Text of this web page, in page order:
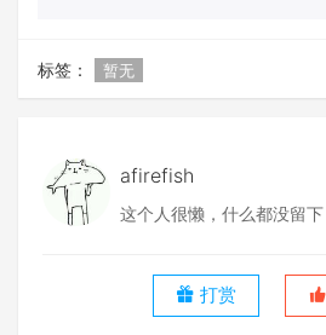
标签： 暂无
afirefish
这个人很懒，什么都没留下
打赏